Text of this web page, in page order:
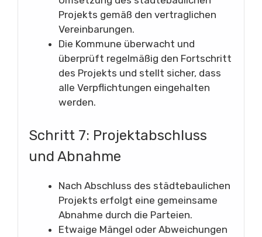
Projekts gemäß den vertraglichen
Vereinbarungen.
Die Kommune überwacht und
überprüft regelmäßig den Fortschritt
des Projekts und stellt sicher, dass
alle Verpflichtungen eingehalten
werden.
Schritt 7: Projektabschluss
und Abnahme
Nach Abschluss des städtebaulichen
Projekts erfolgt eine gemeinsame
Abnahme durch die Parteien.
Etwaige Mängel oder Abweichungen